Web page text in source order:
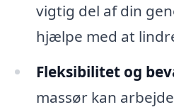
vigtig del af din
hjælpe med at
Fleksibilitet og
massør kan